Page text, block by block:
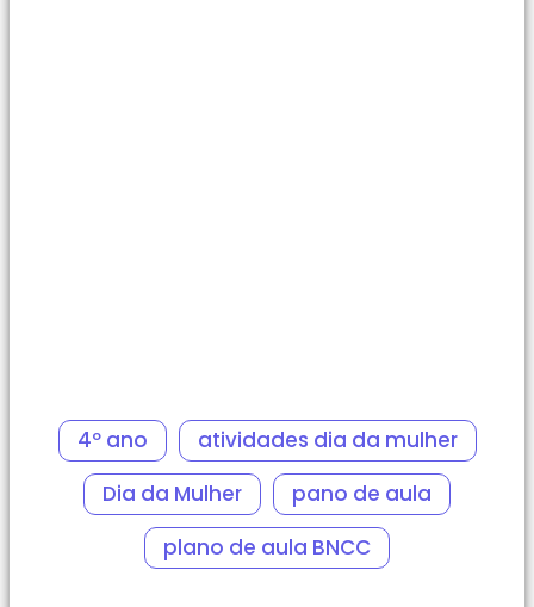
4º ano
atividades dia da mulher
Dia da Mulher
pano de aula
plano de aula BNCC